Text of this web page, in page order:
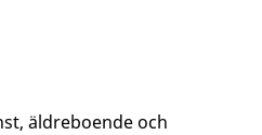
äldreboende och